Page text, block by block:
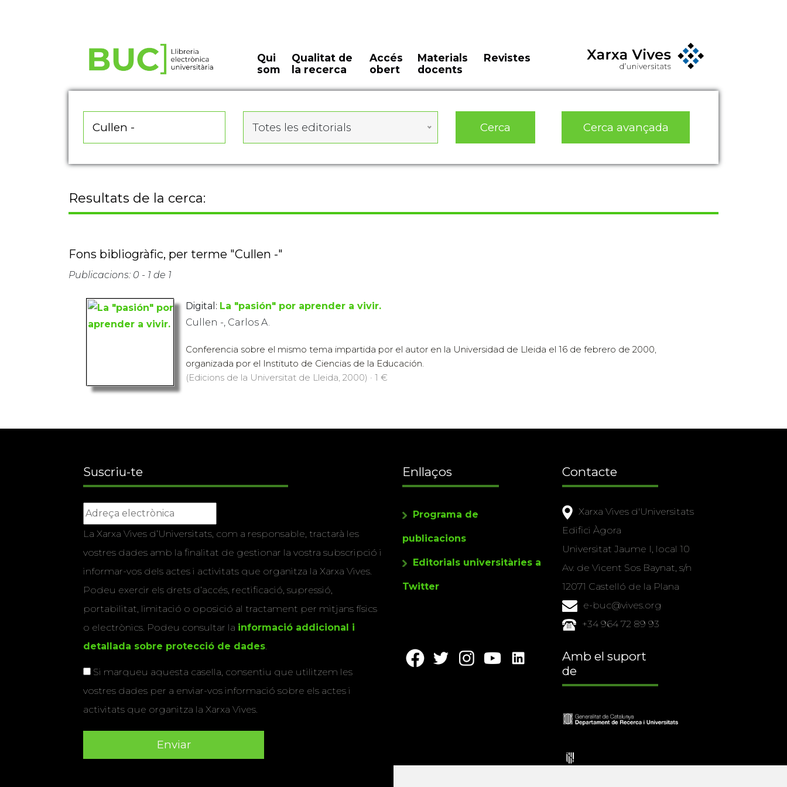
Qui
som
Qualitat de
la recerca
Accés
obert
Materials
docents
Revistes
Totes les editorials Cerca Cerca avançada
Resultats de la cerca:
Fons bibliogràfic, per terme "Cullen -"
Publicacions: 0 - 1 de 1
Digital: La "pasión" por aprender a vivir.
Cullen -, Carlos A.
Conferencia sobre el mismo tema impartida por el autor en la Universidad de Lleida el 16 de febrero de 2000,
organizada por el Instituto de Ciencias de la Educación.
(Edicions de la Universitat de Lleida, 2000) · 1 €
Suscriu-te
La Xarxa Vives d’Universitats, com a responsable, tractarà les
vostres dades amb la finalitat de gestionar la vostra subscripció i
informar-vos dels actes i activitats que organitza la Xarxa Vives.
Podeu exercir els drets d’accés, rectificació, supressió,
portabilitat, limitació o oposició al tractament per mitjans físics
o electrònics. Podeu consultar la informació addicional i
detallada sobre protecció de dades.
Si marqueu aquesta casella, consentiu que utilitzem les
vostres dades per a enviar-vos informació sobre els actes i
activitats que organitza la Xarxa Vives.
Enllaços
Programa de
publicacions
Editorials universitàries a
Twitter
Contacte
Xarxa Vives d'Universitats
Edifici Àgora
Universitat Jaume I, local 10
Av. de Vicent Sos Baynat, s/n
12071 Castelló de la Plana
e-buc@vives.org
+34 964 72 89 93
Amb el suport
de